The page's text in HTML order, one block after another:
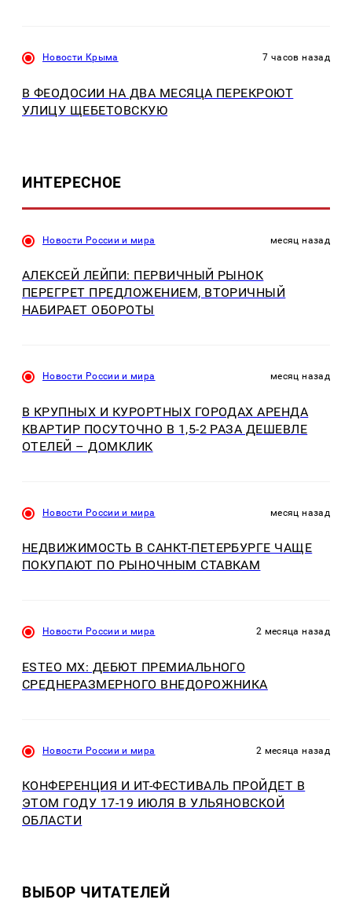
Новости Крыма 7 часов назад
В ФЕОДОСИИ НА ДВА МЕСЯЦА ПЕРЕКРОЮТ
УЛИЦУ ЩЕБЕТОВСКУЮ
ИНТЕРЕСНОЕ
Новости России и мира месяц назад
АЛЕКСЕЙ ЛЕЙПИ: ПЕРВИЧНЫЙ РЫНОК
ПЕРЕГРЕТ ПРЕДЛОЖЕНИЕМ, ВТОРИЧНЫЙ
НАБИРАЕТ ОБОРОТЫ
Новости России и мира месяц назад
В КРУПНЫХ И КУРОРТНЫХ ГОРОДАХ АРЕНДА
КВАРТИР ПОСУТОЧНО В 1,5-2 РАЗА ДЕШЕВЛЕ
ОТЕЛЕЙ – ДОМКЛИК
Новости России и мира месяц назад
НЕДВИЖИМОСТЬ В САНКТ-ПЕТЕРБУРГЕ ЧАЩЕ
ПОКУПАЮТ ПО РЫНОЧНЫМ СТАВКАМ
Новости России и мира 2 месяца назад
ESTEO MX: ДЕБЮТ ПРЕМИАЛЬНОГО
СРЕДНЕРАЗМЕРНОГО ВНЕДОРОЖНИКА
Новости России и мира 2 месяца назад
КОНФЕРЕНЦИЯ И ИT-ФЕСТИВАЛЬ ПРОЙДЕТ В
ЭТОМ ГОДУ 17-19 ИЮЛЯ В УЛЬЯНОВСКОЙ
ОБЛАСТИ
ВЫБОР ЧИТАТЕЛЕЙ